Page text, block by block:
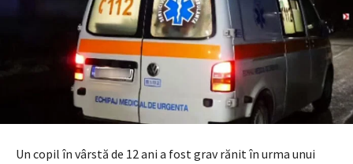
Un copil în vârstă de 12 ani a fost grav rănit în urma unui